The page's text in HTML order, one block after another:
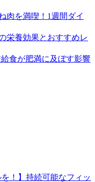
肉を満喫！1週間ダイ
栄養効果とおすすめレ
食が肥満に及ぼす影響
！】持続可能なフィッ